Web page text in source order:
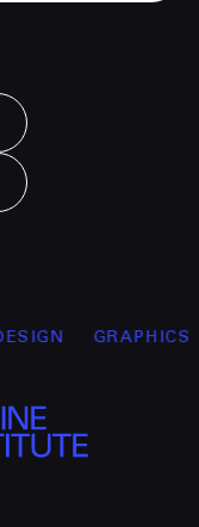
GRAPHICS